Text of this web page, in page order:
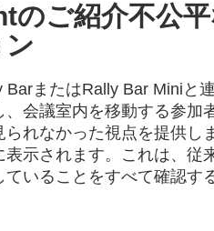
のご紹介不公
BarまたはRally Bar Miniと
会議室内を移動する参加
られなかった視点を提供
示されます。これは、従
いることをすべて確認す